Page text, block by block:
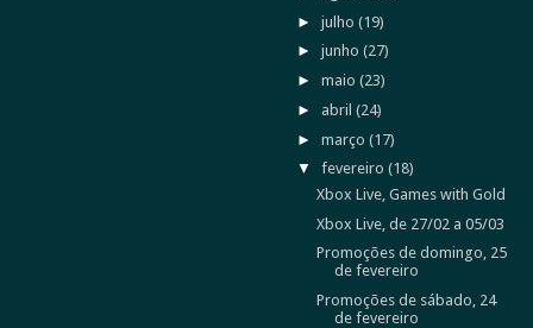
►julho(19)
►junho(27)
►maio(23)
► abril(24)
►março(17)
▼fevereiro(18)
Xbox Live, Games with Gold
Xbox Live, de 27/02 a 05/03
Promoções de domingo, 25
de fevereiro
Promoções de sábado, 24
de fevereiro